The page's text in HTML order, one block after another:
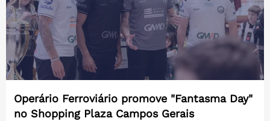
Operário Ferroviário promove "Fantasma Day"
no Shopping Plaza Campos Gerais